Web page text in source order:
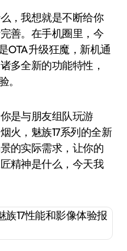
，我想就是不断给你
善。在手机圈里，今
OTA升级狂魔，新机通
多全新的功能特性，
。
是与朋友组队玩游
火，魅族17系列的全新
的实际需求，让你的
精神是什么，今天我